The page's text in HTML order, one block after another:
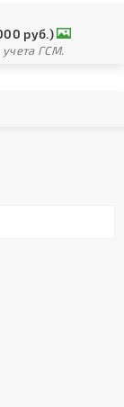
руб.)
ГСМ.